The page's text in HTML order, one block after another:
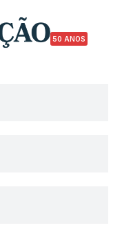
50 ANOS